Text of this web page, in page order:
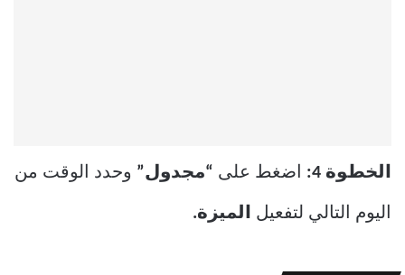
الخطوة 4: اضغط على “مجدول” وحدد الوقت من
اليوم التالي لتفعيل الميزة.